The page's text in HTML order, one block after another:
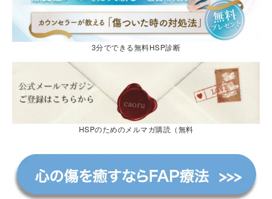
3分でできる無料HSP診断
HSPのためのメルマガ購読（無料